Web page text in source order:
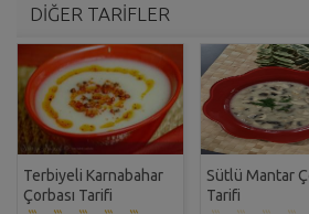
DİĞER TARİFLER
Terbiyeli Karnabahar
Çorbası Tarifi
Sütlü Mantar
Tarifi